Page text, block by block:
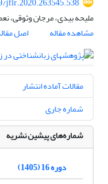
ملیحه بیدی، مرجان وثوقی،
مشاهده مقاله
اصل
مقالات آماده انتشار
شماره جاری
شماره‌های پیشین نشریه
دوره 16 (1405)